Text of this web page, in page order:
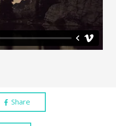
Share